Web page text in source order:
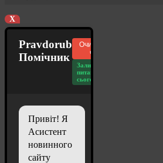
X
Pravdorub
Помічник
Очистити
чат
Залишилось
питань
сьогодні: 20
Привіт! Я
Асистент
новинного
сайту